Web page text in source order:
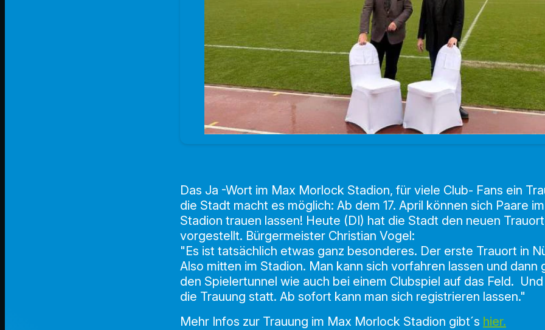
Das Ja -Wort im Max Morlock Stadion, für viele Club- Fans ein
die Stadt macht es möglich: Ab dem 17. April können sich Paare
Stadion trauen lassen! Heute (DI) hat die Stadt den neuen
vorgestellt. Bürgermeister Christian Vogel:
"Es ist tatsächlich etwas ganz besonderes. Der erste Trauort in
Also mitten im Stadion. Man kann sich vorfahren lassen und dann
den Spielertunnel wie auch bei einem Clubspiel auf das Feld.
die Trauung statt. Ab sofort kann man sich registrieren lassen."
Mehr Infos zur Trauung im Max Morlock Stadion gibt´s hier.